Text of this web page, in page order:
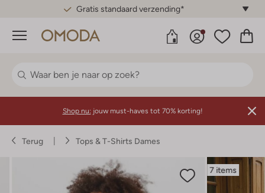
Gratis standaard verzending*
Menu
Shop nu: jouw must-haves tot 70% korting!
Terug Tops & T-Shirts Dames
7 items